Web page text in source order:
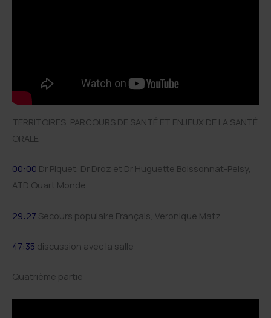
TERRITOIRES, PARCOURS DE SANTÉ ET ENJEUX DE LA SANTÉ
ORALE
00:00 Dr Piquet, Dr Droz et Dr Huguette Boissonnat-Pelsy,
ATD Quart Monde
29:27 Secours populaire Français, Veronique Matz
47:35 discussion avec la salle
Quatrième partie